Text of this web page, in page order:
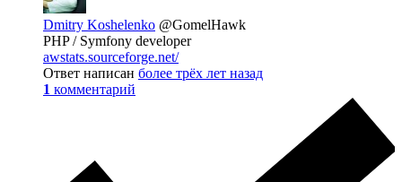
Dmitry Koshelenko @GomelHawk
PHP / Symfony developer
awstats.sourceforge.net/
Ответ написан более трёх лет назад
1 комментарий